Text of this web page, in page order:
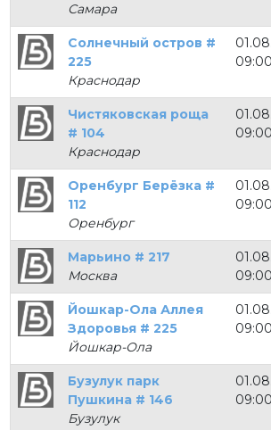
Самара
Солнечный остров #
225
Краснодар
09:00
Чистяковская роща
# 104
Краснодар
09:00
Оренбург Берёзка #
112
Оренбург
09:00
Марьино # 217
Москва
09:00
Йошкар-Ола Аллея
Здоровья # 225
Йошкар-Ола
09:00
Бузулук парк
Пушкина # 146
Бузулук
09:00